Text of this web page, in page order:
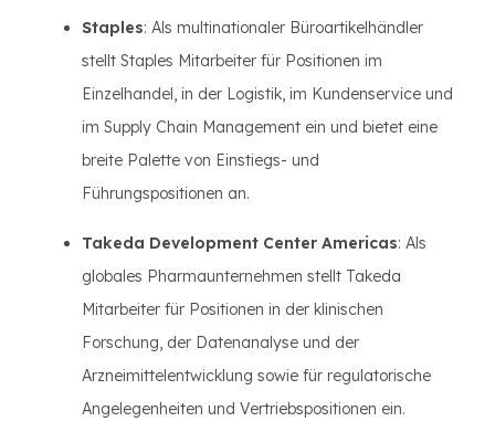
Staples: Als multinationaler Büroartikelhändler
stellt Staples Mitarbeiter für Positionen im
Einzelhandel, in der Logistik, im Kundenservice und
im Supply Chain Management ein und bietet eine
breite Palette von Einstiegs- und
Führungspositionen an.
Takeda Development Center Americas: Als
globales Pharmaunternehmen stellt Takeda
Mitarbeiter für Positionen in der klinischen
Forschung, der Datenanalyse und der
Arzneimittelentwicklung sowie für regulatorische
Angelegenheiten und Vertriebspositionen ein.